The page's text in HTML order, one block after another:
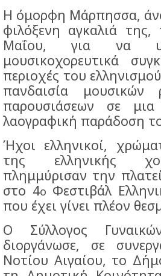
Η όμορφη Μάρπησσα,
φιλόξενη αγκαλιά
Μαΐου, για να
μουσικοχορευτικά
περιοχές του
πανδαισία μουσικών
παρουσιάσεων σε
λαογραφική παράδοση
Ήχοι ελληνικοί,
της ελληνικής
πλημμύρισαν την
στο 4ο Φεστιβάλ
που έχει γίνει πλέον
Ο Σύλλογος
διοργάνωσε, σε
Νοτίου Αιγαίου, το